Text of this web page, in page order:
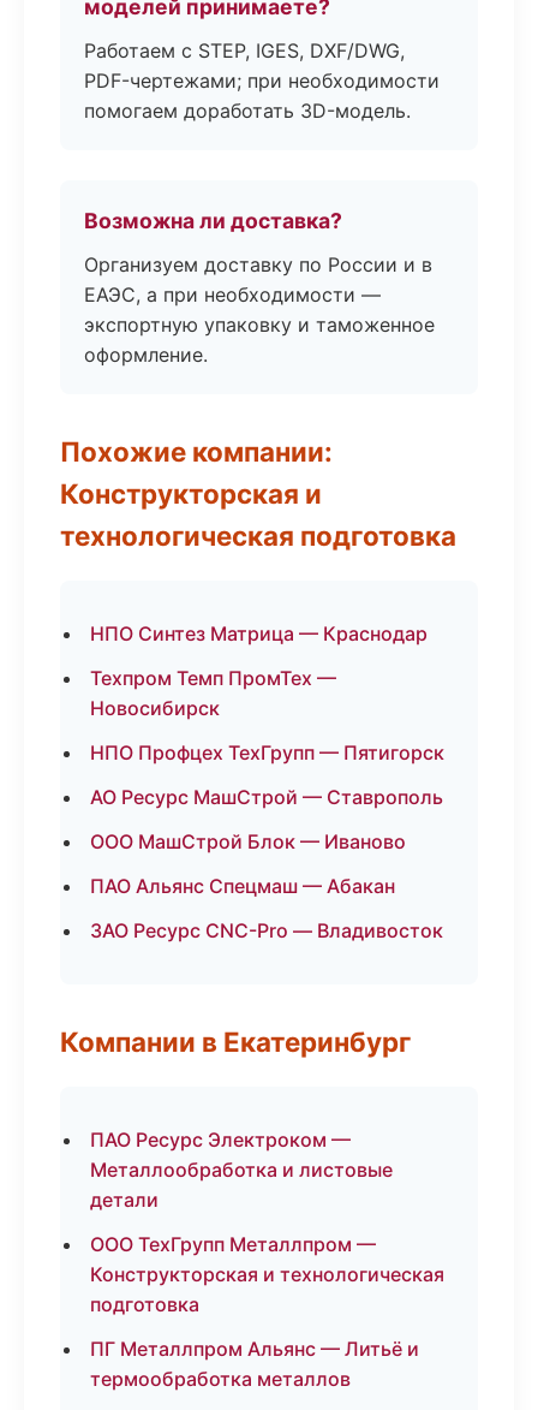
моделей принимаете?
Работаем с STEP, IGES, DXF/DWG,
PDF-чертежами; при необходимости
помогаем доработать 3D-модель.
Возможна ли доставка?
Организуем доставку по России и в
ЕАЭС, а при необходимости —
экспортную упаковку и таможенное
оформление.
Похожие компании:
Конструкторская и
технологическая подготовка
НПО Синтез Матрица — Краснодар
Техпром Темп ПромТех —
Новосибирск
НПО Профцех ТехГрупп — Пятигорск
АО Ресурс МашСтрой — Ставрополь
ООО МашСтрой Блок — Иваново
ПАО Альянс Спецмаш — Абакан
ЗАО Ресурс CNC-Pro — Владивосток
Компании в Екатеринбург
ПАО Ресурс Электроком —
Металлообработка и листовые
детали
ООО ТехГрупп Металлпром —
Конструкторская и технологическая
подготовка
ПГ Металлпром Альянс — Литьё и
термообработка металлов